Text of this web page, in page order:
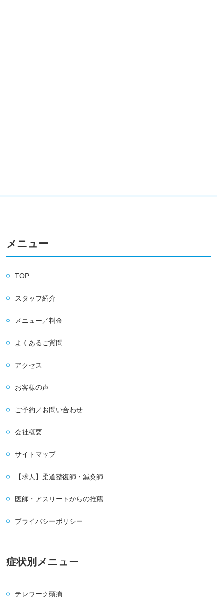
メニュー
TOP
スタッフ紹介
メニュー／料金
よくあるご質問
アクセス
お客様の声
ご予約／お問い合わせ
会社概要
サイトマップ
【求人】柔道整復師・鍼灸師
医師・アスリートからの推薦
プライバシーポリシー
症状別メニュー
テレワーク頭痛